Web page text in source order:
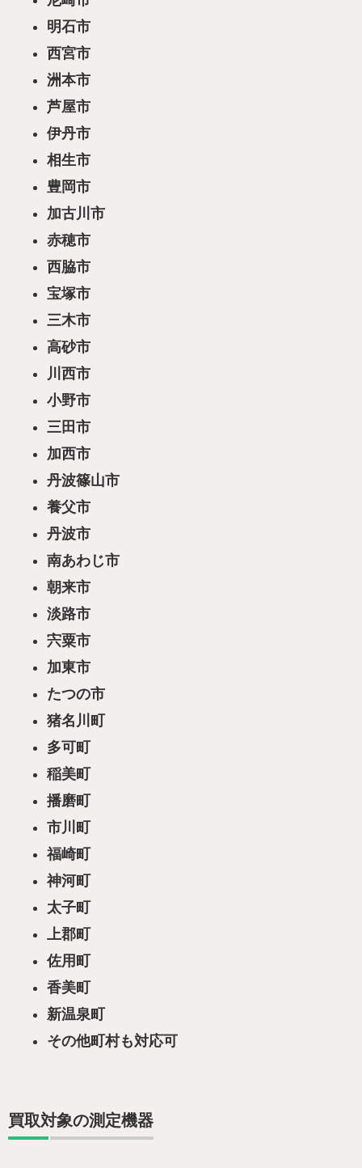
明石市
西宮市
洲本市
芦屋市
伊丹市
相生市
豊岡市
加古川市
赤穂市
西脇市
宝塚市
三木市
高砂市
川西市
小野市
三田市
加西市
丹波篠山市
養父市
丹波市
南あわじ市
朝来市
淡路市
宍粟市
加東市
たつの市
猪名川町
多可町
稲美町
播磨町
市川町
福崎町
神河町
太子町
上郡町
佐用町
香美町
新温泉町
その他町村も対応可
買取対象の測定機器